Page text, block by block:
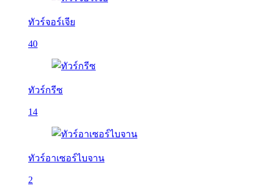
ทัวร์จอร์เจีย
40
ทัวร์กรีซ
14
ทัวร์อาเซอร์ไบจาน
2